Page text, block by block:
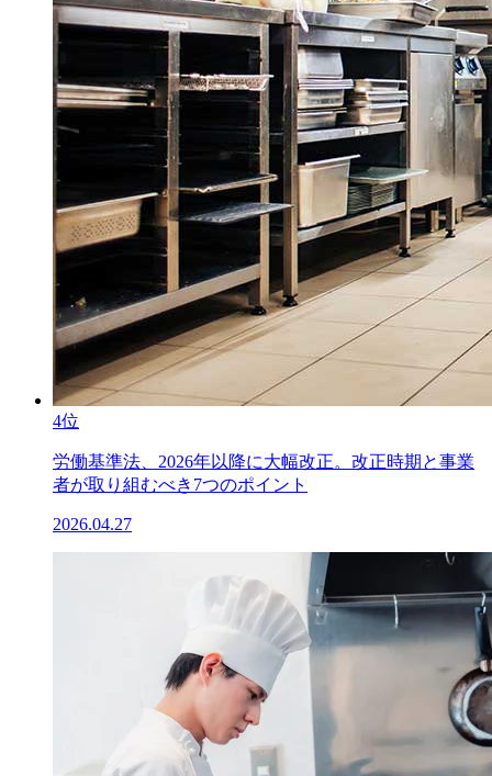
4位
労働基準法、2026年以降に大幅改正。改正時期と事業
者が取り組むべき7つのポイント
2026.04.27